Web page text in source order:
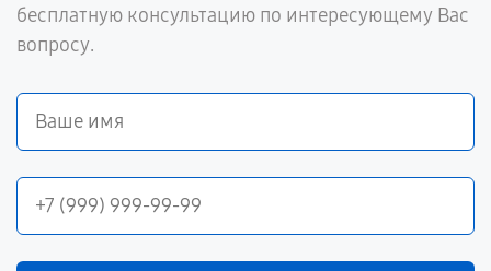
бесплатную консультацию по интересующему Вас
вопросу.